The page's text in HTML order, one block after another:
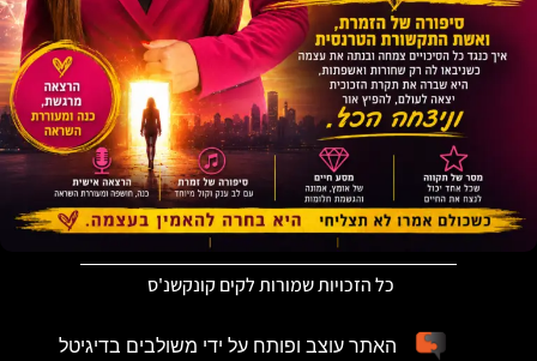
כל הזכויות שמורות לקים קונקשנ'ס
האתר עוצב ופותח על ידי משולבים בדיגיטל